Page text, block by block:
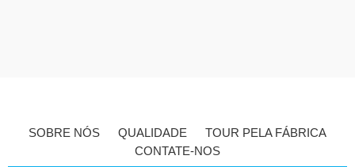
SOBRE NÓS QUALIDADE
TOUR PELA FÁBRICA
CONTATE-NOS